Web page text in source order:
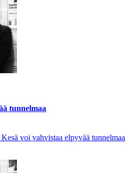
tunnelmaa
voi vahvistaa elpyvää tunnelmaa